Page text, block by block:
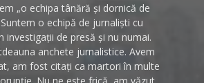
„o echipa tânără și dornică de
o echipă de jurnaliști cu
investigații de presă și nu numai.
anchete jurnalistice. Avem
am fost citați ca martori în multe